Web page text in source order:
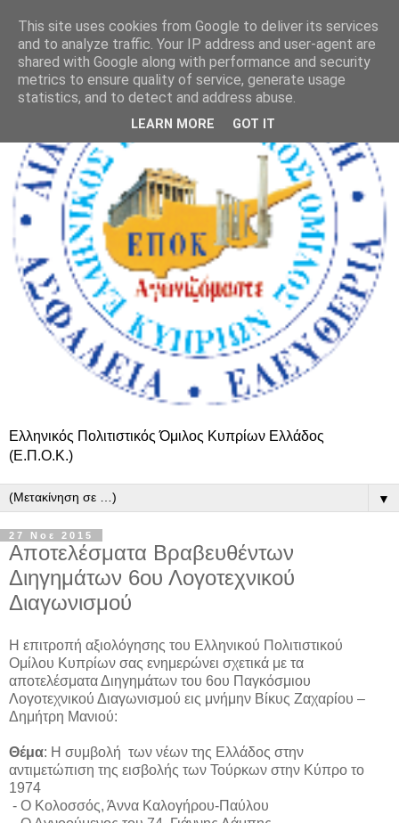
Ελληνικός Πολιτιστικός Όμιλος Κυπρίων Ελλάδος
(Ε.Π.Ο.Κ.)
▼
27 Νοε 2015
Αποτελέσματα Βραβευθέντων
Διηγημάτων 6ου Λογοτεχνικού
Διαγωνισμού
Η επιτροπή αξιολόγησης του Ελληνικού Πολιτιστικού
Ομίλου Κυπρίων σας ενημερώνει σχετικά με τα
αποτελέσματα Διηγημάτων του 6ου Παγκόσμιου
Λογοτεχνικού Διαγωνισμού εις μνήμην Βίκυς Ζαχαρίου –
Δημήτρη Μανιού:
Θέμα: Η συμβολή των νέων της Ελλάδος στην
αντιμετώπιση της εισβολής των Τούρκων στην Κύπρο το
1974
- Ο Κολοσσός, Άννα Καλογήρου-Παύλου
This site uses cookies from Google to deliver its services
and to analyze traffic. Your IP address and user-agent are
shared with Google along with performance and security
metrics to ensure quality of service, generate usage
statistics, and to detect and address abuse.
LEARN MORE GOT IT